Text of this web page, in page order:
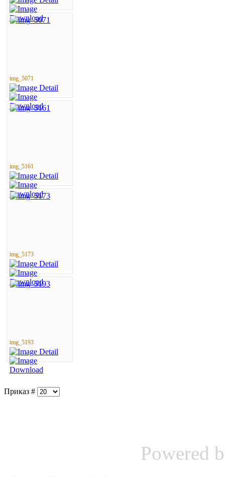
img_5071
img_5161
img_5173
img_5193
Приказ #
Powered